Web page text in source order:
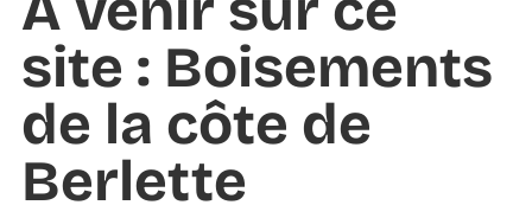
site : Boisements
de la côte de
Berlette